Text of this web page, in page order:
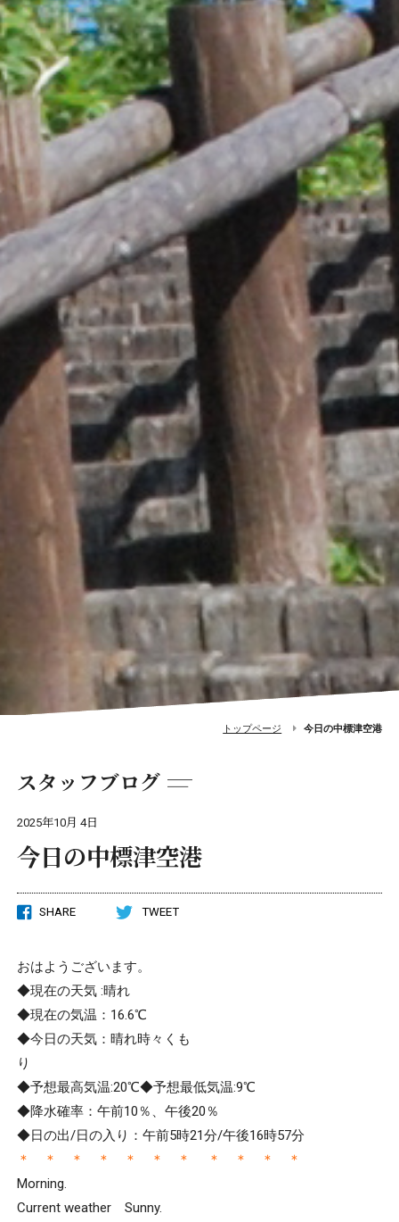
トップページ 今日の中標津空港
スタッフブログ
2025年10月 4日
今日の中標津空港
SHARE TWEET
おはようございます。
◆現在の天気 :晴れ
◆現在の気温：16.6℃
◆今日の天気：晴れ時々くも
り
◆予想最高気温:20℃◆予想最低気温:9℃
◆降水確率：午前10％、午後20％
◆日の出/日の入り：午前5時21分/午後16時57分
＊ ＊ ＊ ＊ ＊ ＊ ＊ ＊ ＊ ＊ ＊
Morning.
Current weather Sunny.